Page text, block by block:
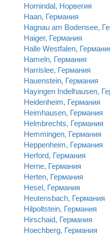
Hornindal, Норвегия
Haan, Германия
Hagnau am Bodensee,
Haiger, Германия
Halle Westfalen,
Hameln, Германия
Harrislee, Германия
Hauenstein, Германия
Hayingen Indelhausen,
Heidenheim, Германия
Heimhausen, Германия
Helmbrechts, Германия
Hemmingen, Германия
Heppenheim, Германия
Herford, Германия
Herne, Германия
Herten, Германия
Hesel, Германия
Heutensbach, Германия
Hilpoltstein, Германия
Hirschaid, Германия
Hoechberg, Германия